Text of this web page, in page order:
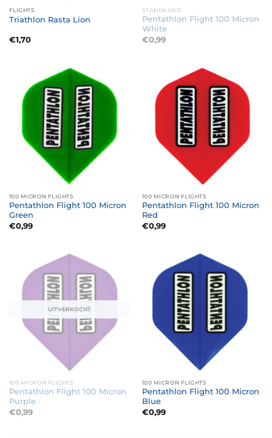
FLIGHTS
Triathlon Rasta Lion
€1,70
STANDAARD
Pentathlon Flight 100 Micron
White
€0,99
100 MICRON FLIGHTS
Pentathlon Flight 100 Micron
Green
€0,99
100 MICRON FLIGHTS
Pentathlon Flight 100 Micron
Red
€0,99
UITVERKOCHT
100 MICRON FLIGHTS
Pentathlon Flight 100 Micron
Purple
€0,99
100 MICRON FLIGHTS
Pentathlon Flight 100 Micron
Blue
€0,99